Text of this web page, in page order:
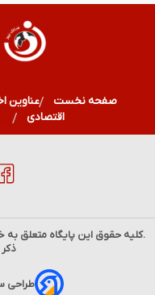
صفحه نخست عناوین
اقتصادی
.کلیه حقوق این پایگاه متعلق به
طراحی